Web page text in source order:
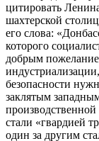
цитировать
шахтерской
его слова:
которого
добрым
безопасности
заклятым
стали «гвардией
один за другим